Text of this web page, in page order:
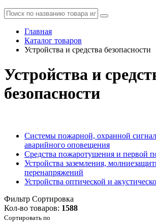
Главная
Каталог товаров
Устройства и средства безопасности
Устройства и
безопасности
Системы пожарной, охранной
аварийного оповещения
Средства пожаротушения и первой
Устройства заземления,
перенапряжений
Устройства оптической и
Фильтр Сортировка
Кол-во товаров: 1588
Сортировать по